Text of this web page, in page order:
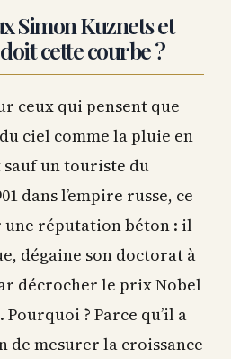
Simon Kuznets et
cette courbe ?
ceux qui pensent que
ciel comme la pluie en
sauf un touriste du
dans l’empire russe, ce
une réputation béton : il
dégaine son doctorat à
décrocher le prix Nobel
Pourquoi ? Parce qu’il a
de mesurer la croissance